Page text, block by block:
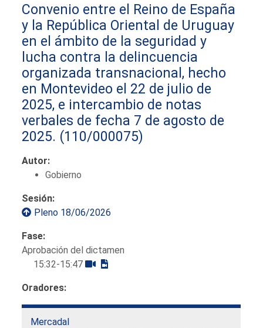
Convenio entre el Reino de España
y la República Oriental de Uruguay
en el ámbito de la seguridad y
lucha contra la delincuencia
organizada transnacional, hecho
en Montevideo el 22 de julio de
2025, e intercambio de notas
verbales de fecha 7 de agosto de
2025. (110/000075)
Autor:
Gobierno
Sesión:
Pleno 18/06/2026
Fase:
Aprobación del dictamen
15:32-15:47
Oradores:
Mercadal